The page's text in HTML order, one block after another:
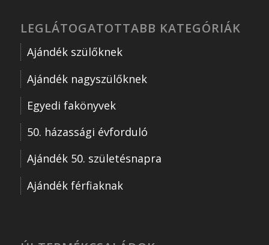
LEGLÁTOGATOTTABB KATEGÓRIÁK
Ajándék szülőknek
Ajándék nagyszülőknek
Egyedi fakönyvek
50. házassági évforduló
Ajándék 50. születésnapra
Ajándék férfiaknak